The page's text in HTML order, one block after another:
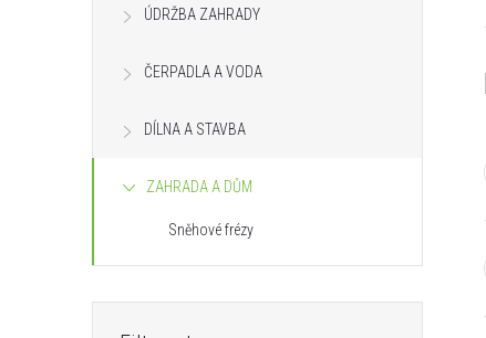
n
í
p
ÚDRŽBA ZAHRADY
ČERPADLA A VODA
DÍLNA A STAVBA
ZAHRADA A DŮM
Sněhové frézy